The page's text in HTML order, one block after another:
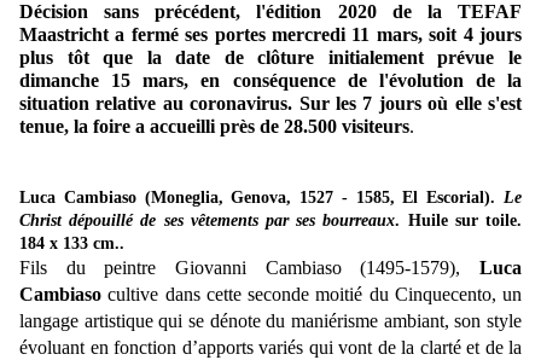
Décision sans précédent, l'édition 2020 de la TEFAF
Maastricht a fermé ses portes mercredi 11 mars, soit 4 jours
plus tôt que la date de clôture initialement prévue le
dimanche 15 mars, en conséquence de l'évolution de la
situation relative au coronavirus. Sur les 7 jours où elle s'est
tenue, la foire a accueilli près de 28.500 visiteurs.
Luca Cambiaso (Moneglia, Genova, 1527 - 1585, El Escorial).Le
Christ dépouillé de ses vêtements par ses bourreaux. Huile sur toile.
184 x 133 cm..
Fils du peintre Giovanni Cambiaso (1495-1579), Luca
Cambiaso cultive dans cette seconde moitié du Cinquecento, un
langage artistique qui se dénote du maniérisme ambiant, son style
évoluant en fonction d’apports variés qui vont de la clarté et de la